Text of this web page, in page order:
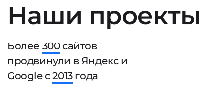
Наши проекты
Более 300сайтов
продвинули в Яндекс и
Google с2013года